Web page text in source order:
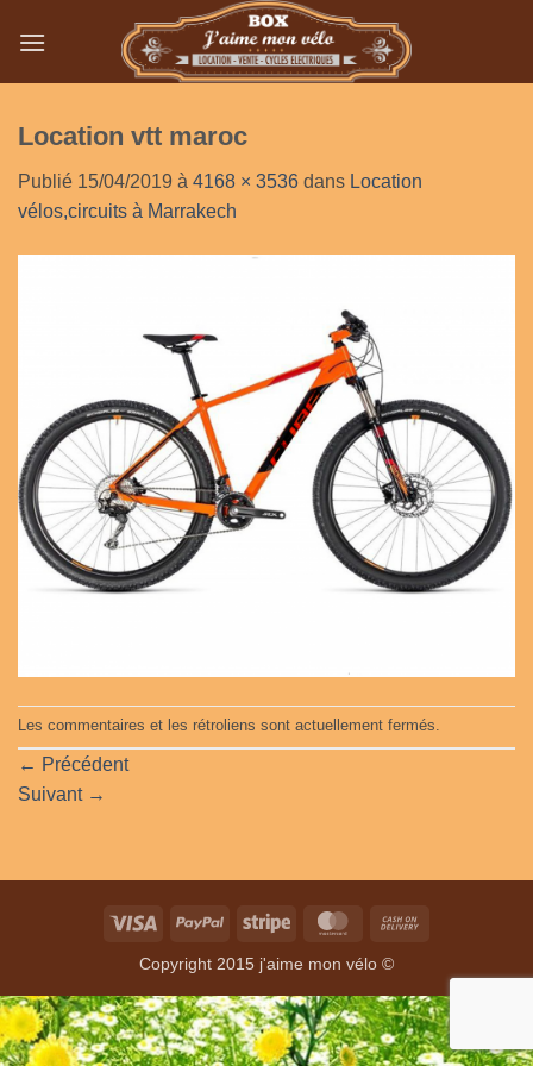
Location vtt maroc
Publié 15/04/2019 à 4168 × 3536 dans Location
vélos,circuits à Marrakech
Les commentaires et les rétroliens sont actuellement fermés.
← Précédent
Suivant →
Visa PayPal Stripe MasterCard
Delivery
Copyright 2015 j'aime mon vélo ©